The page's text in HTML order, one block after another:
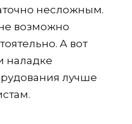
несложным.
возможно
А вот
наладке
лучше